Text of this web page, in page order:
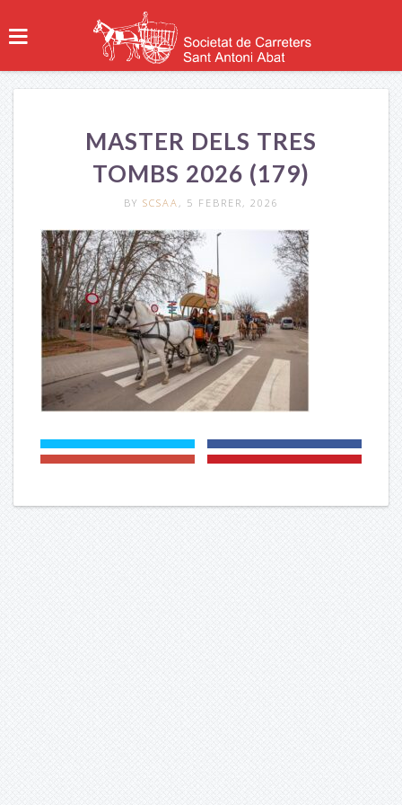
MASTER DELS TRES
TOMBS 2026 (179)
BY SCSAA , 5 FEBRER, 2026